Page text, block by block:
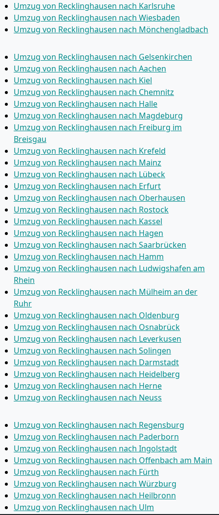
Umzug von Recklinghausen nach Karlsruhe
Umzug von Recklinghausen nach Wiesbaden
Umzug von Recklinghausen nach Mönchen­gladbach
Umzug von Recklinghausen nach Gelsenkirchen
Umzug von Recklinghausen nach Aachen
Umzug von Recklinghausen nach Kiel
Umzug von Recklinghausen nach Chemnitz
Umzug von Recklinghausen nach Halle
Umzug von Recklinghausen nach Magdeburg
Umzug von Recklinghausen nach Freiburg im
Breisgau
Umzug von Recklinghausen nach Krefeld
Umzug von Recklinghausen nach Mainz
Umzug von Recklinghausen nach Lübeck
Umzug von Recklinghausen nach Erfurt
Umzug von Recklinghausen nach Oberhausen
Umzug von Recklinghausen nach Rostock
Umzug von Recklinghausen nach Kassel
Umzug von Recklinghausen nach Hagen
Umzug von Recklinghausen nach Saarbrücken
Umzug von Recklinghausen nach Hamm
Umzug von Recklinghausen nach Ludwigshafen am
Rhein
Umzug von Recklinghausen nach Mülheim an der
Ruhr
Umzug von Recklinghausen nach Oldenburg
Umzug von Recklinghausen nach Osnabrück
Umzug von Recklinghausen nach Leverkusen
Umzug von Recklinghausen nach Solingen
Umzug von Recklinghausen nach Darmstadt
Umzug von Recklinghausen nach Heidelberg
Umzug von Recklinghausen nach Herne
Umzug von Recklinghausen nach Neuss
Umzug von Recklinghausen nach Regensburg
Umzug von Recklinghausen nach Paderborn
Umzug von Recklinghausen nach Ingolstadt
Umzug von Recklinghausen nach Offenbach am Main
Umzug von Recklinghausen nach Fürth
Umzug von Recklinghausen nach Würzburg
Umzug von Recklinghausen nach Heilbronn
Umzug von Recklinghausen nach Ulm